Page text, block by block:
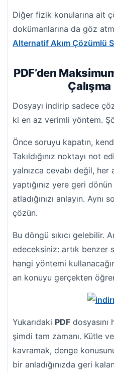
Diğer fizik konularına ait
dokümanlarına da göz
Alternatif Akım Çözümlü
PDF’den
Dosyayı indirip sadece
ki en az verimli yöntem.
Önce soruyu kapatın,
Takıldığınız noktayı not
yalnızca cevabı değil, her
yaptığınız yere geri
atladığınızı anlayın.
çözün.
Bu döngü sıkıcı gelebilir.
edeceksiniz: artık benzer
hangi yöntemi
an konuyu gerçekten
Yukarıdaki PDF
şimdi tam zamanı. Kütle
kavramak, denge
bir anladığınızda geri